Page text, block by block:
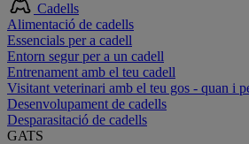
Cadells
Alimentació de cadells
Essencials per a cadell
Entorn segur per a un cadell
Entrenament amb el teu cadell
Visitant veterinari amb el teu gos - quan i
Desenvolupament de cadells
Desparasitació de cadells
GATS